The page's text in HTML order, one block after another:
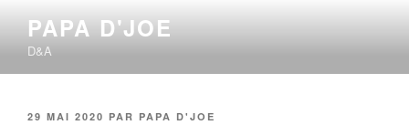
contenu
principal
PAPA D'JOE
D&A
PUBLIÉ
29 MAI 2020 PAR PAPA D'JOE